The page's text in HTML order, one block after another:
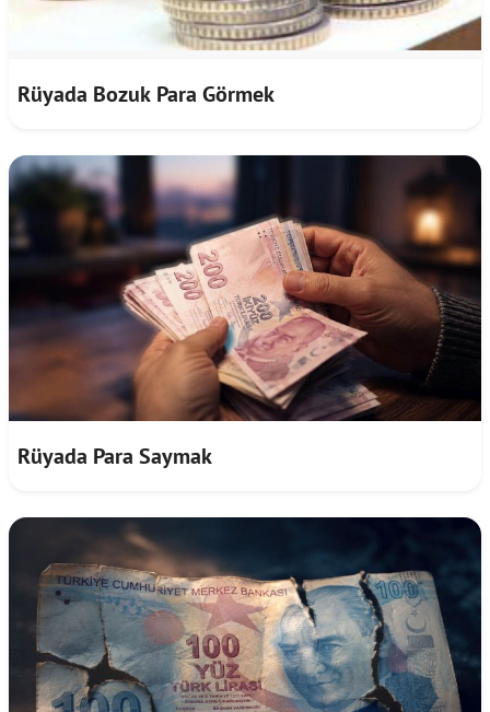
Rüyada Bozuk Para Görmek
Rüyada Para Saymak